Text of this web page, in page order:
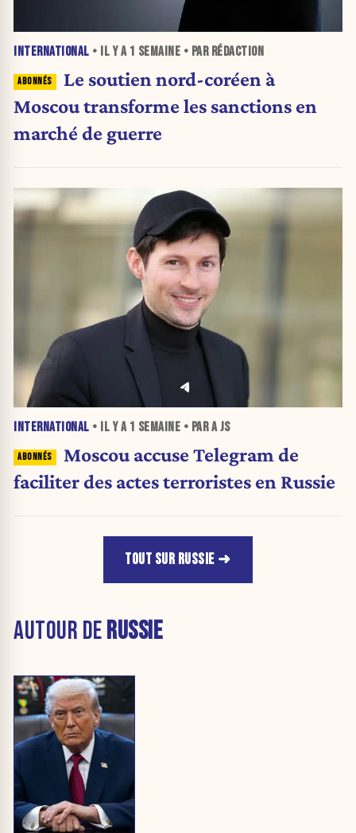
INTERNATIONAL • IL Y A 1 SEMAINE • PAR RÉDACTION
Le soutien nord-coréen à
Moscou transforme les sanctions en
marché de guerre
INTERNATIONAL • IL Y A 1 SEMAINE • PAR A JS
Moscou accuse Telegram de
faciliter des actes terroristes en Russie
TOUT SUR RUSSIE
AUTOUR DERUSSIE